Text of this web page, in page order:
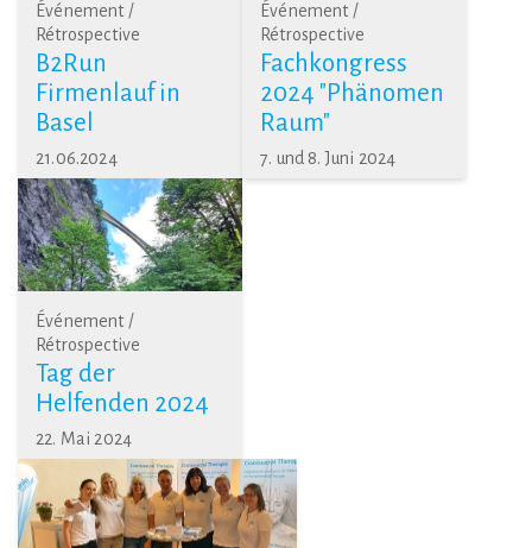
Événement /
Rétrospective
B2Run
Firmenlauf in
Basel
21.06.2024
Événement /
Rétrospective
Fachkongress
2024 "Phänomen
Raum"
7. und 8. Juni 2024
Événement /
Rétrospective
Tag der
Helfenden 2024
22. Mai 2024